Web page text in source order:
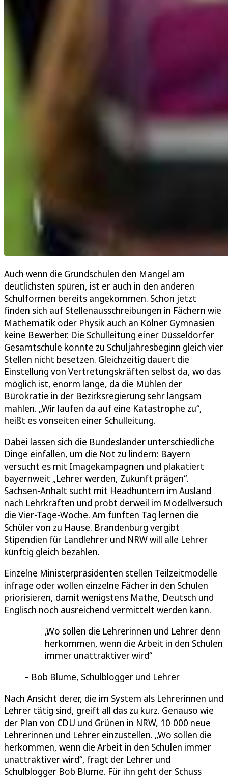
Auch wenn die Grundschulen den Mangel am
deutlichsten spüren, ist er auch in den anderen
Schulformen bereits angekommen. Schon jetzt
finden sich auf Stellenausschreibungen in Fächern wie
Mathematik oder Physik auch an Kölner Gymnasien
keine Bewerber. Die Schulleitung einer Düsseldorfer
Gesamtschule konnte zu Schuljahresbeginn gleich vier
Stellen nicht besetzen. Gleichzeitig dauert die
Einstellung von Vertretungskräften selbst da, wo das
möglich ist, enorm lange, da die Mühlen der
Bürokratie in der Bezirksregierung sehr langsam
mahlen. „Wir laufen da auf eine Katastrophe zu“,
heißt es vonseiten einer Schulleitung.
Dabei lassen sich die Bundesländer unterschiedliche
Dinge einfallen, um die Not zu lindern: Bayern
versucht es mit Imagekampagnen und plakatiert
bayernweit „Lehrer werden, Zukunft prägen“.
Sachsen-Anhalt sucht mit Headhuntern im Ausland
nach Lehrkräften und probt derweil im Modellversuch
die Vier-Tage-Woche. Am fünften Tag lernen die
Schüler von zu Hause. Brandenburg vergibt
Stipendien für Landlehrer und NRW will alle Lehrer
künftig gleich bezahlen.
Einzelne Ministerpräsidenten stellen Teilzeitmodelle
infrage oder wollen einzelne Fächer in den Schulen
priorisieren, damit wenigstens Mathe, Deutsch und
Englisch noch ausreichend vermittelt werden kann.
Wo sollen die Lehrerinnen und Lehrer denn
herkommen, wenn die Arbeit in den Schulen
immer unattraktiver wird
Bob Blume, Schulblogger und Lehrer
Nach Ansicht derer, die im System als Lehrerinnen und
Lehrer tätig sind, greift all das zu kurz. Genauso wie
der Plan von CDU und Grünen in NRW, 10 000 neue
Lehrerinnen und Lehrer einzustellen. „Wo sollen die
herkommen, wenn die Arbeit in den Schulen immer
unattraktiver wird“, fragt der Lehrer und
Schulblogger Bob Blume. Für ihn geht der Schuss